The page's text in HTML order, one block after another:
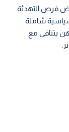
فرص التهدئة
شاملة
يتنافى مع